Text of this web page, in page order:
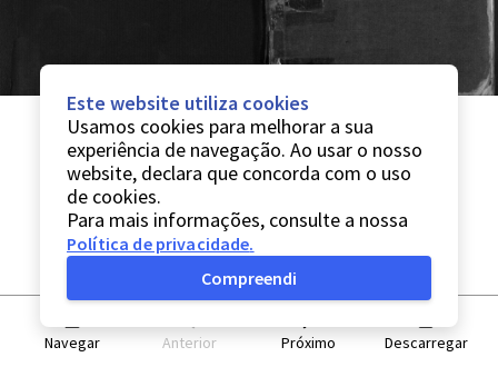
Navegar Anterior Próximo Descarregar
Este website utiliza cookies
Usamos cookies para melhorar a sua
experiência de navegação. Ao usar o nosso
website, declara que concorda com o uso
de cookies.
Para mais informações, consulte a nossa
Política de privacidade.
Compreendi